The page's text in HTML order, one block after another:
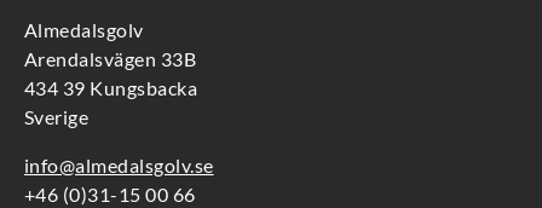
Almedalsgolv
Arendalsvägen 33B
434 39 Kungsbacka
Sverige
info@almedalsgolv.se
+46 (0)31-15 00 66